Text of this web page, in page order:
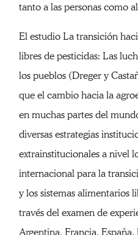
tanto a las personas como
El estudio La transición
libres de pesticidas: Las
los pueblos (Dreger y
que el cambio hacia la
en muchas partes del
diversas estrategias
extrainstitucionales a nivel
internacional para la
y los sistemas alimentarios
través del examen de
Argentina, Francia, España,